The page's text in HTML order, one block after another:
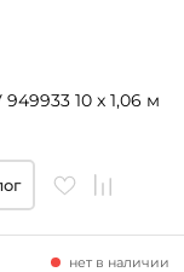
10 x 1,06 м
нет в наличии